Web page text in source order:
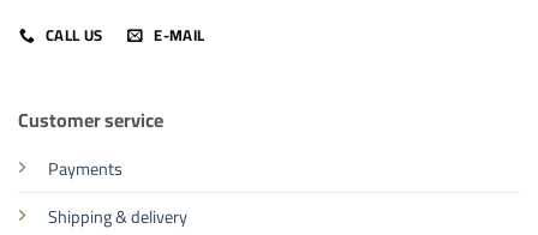
CALL US E-MAIL
Customer service
Payments
Shipping & delivery